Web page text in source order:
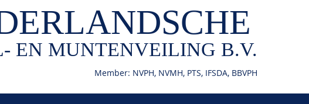
EN MUNTENVEILING B.V.
Member: NVPH, NVMH, PTS, IFSDA, BBVPH